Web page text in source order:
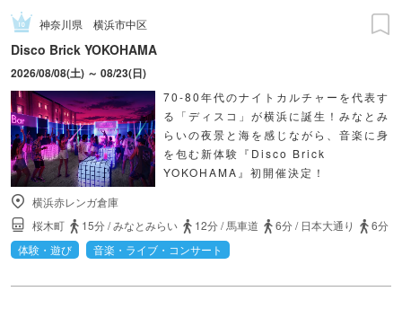
神奈川県 横浜市中区
Disco Brick YOKOHAMA
2026/08/08(土) ～ 08/23(日)
70-80年代のナイトカルチャーを代表す
る「ディスコ」が横浜に誕生！みなとみ
らいの夜景と海を感じながら、音楽に身
を包む新体験『Disco Brick
YOKOHAMA』初開催決定！
横浜赤レンガ倉庫
桜木町
15分/みなとみらい 12分/馬車道 6分/ 日本大通り
6分
体験・遊び
音楽・ライブ・コンサート